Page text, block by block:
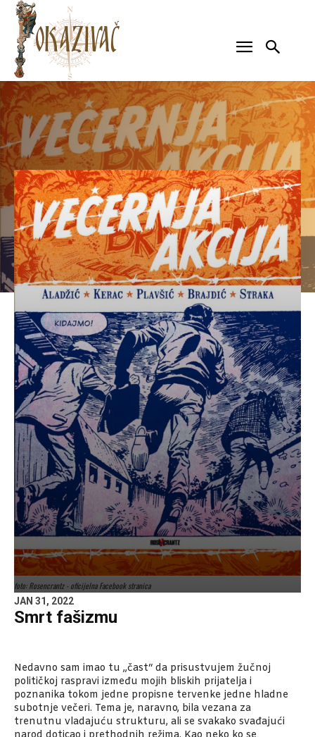
foto: Rosencrantz - oficijelna Facebook stranica
JAN 31, 2022
Smrt fašizmu
Nedavno sam imao tu „čast“ da prisustvujem žučnoj
političkoj raspravi između mojih bliskih prijatelja i
poznanika tokom jedne propisne tervenke jedne hladne
subotnje večeri. Tema je, naravno, bila vezana za
trenutnu vladajuću strukturu, ali se svakako svađajući